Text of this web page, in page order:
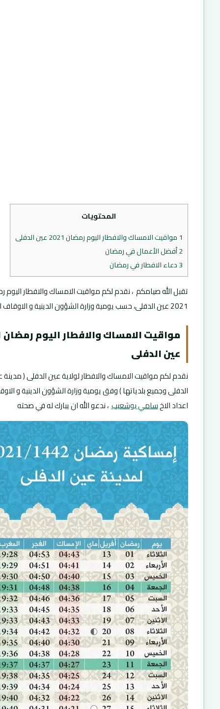
المحتويات
1 مواقيت الامساك والافطار اليوم رمضان 2021 عين الدفلى
2أفضل الأعمال في رمضان
3دعاء الافطار في رمضان
تقبل الله صيامكم ، نقدم لكم مواقيت الامساك والافطار اليوم
2021 عين الدفلى، حسب يومية وزارة الشؤون الدينية و الاوقاف الجزائر.
عين الدفلى
نقدم لكم مواقيت الامساك والافطار لولاية عين الدفلى (
الدفلى وجميع بلدياتها ) وفق يومية وزارة الشؤون الدينية و
اعداد الاخسامي بوشعيب، ندعو الله ان يبارك له في صحته